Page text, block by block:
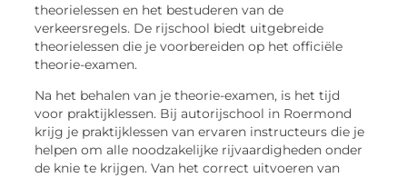
theorielessen en het bestuderen van de
verkeersregels. De rijschool biedt uitgebreide
theorielessen die je voorbereiden op het officiële
theorie-examen.
Na het behalen van je theorie-examen, is het tijd
voor praktijklessen. Bij autorijschool in Roermond
krijg je praktijklessen van ervaren instructeurs die je
helpen om alle noodzakelijke rijvaardigheden onder
de knie te krijgen. Van het correct uitvoeren van